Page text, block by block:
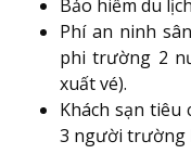
Bảo hiểm du
Phí an ninh
phi trường 2
xuất vé).
Khách sạn
3 người trường